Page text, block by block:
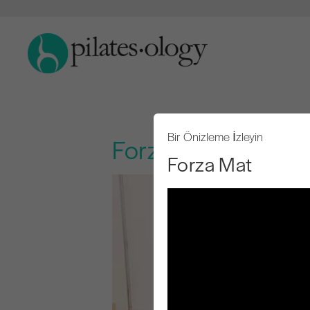
Forza Mat
Bir Önizleme İzleyin
Forza Mat